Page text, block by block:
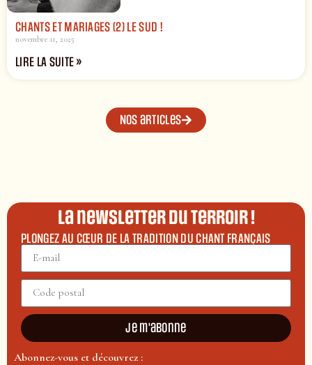
CHANTS ET MARIAGES (2) LE SUD !
novembre 11, 2025
LIRE LA SUITE »
Nos articles
La newsletter du terroir !
PLONGEZ AU CŒUR DE LA TRADITION DU CHANT FRANÇAIS
Je m'abonne
Abonnez-vous et découvrez :